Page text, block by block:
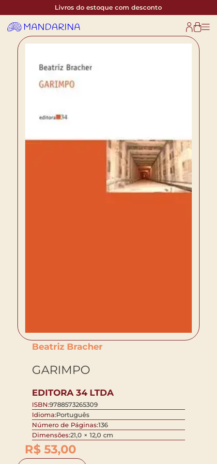
Livros do estoque com desconto
Beatriz Bracher
GARIMPO
EDITORA 34 LTDA
ISBN:9788573265309
Idioma:Português
Número de Páginas:136
Dimensões:21,0 × 12,0 cm
R$ 53,00